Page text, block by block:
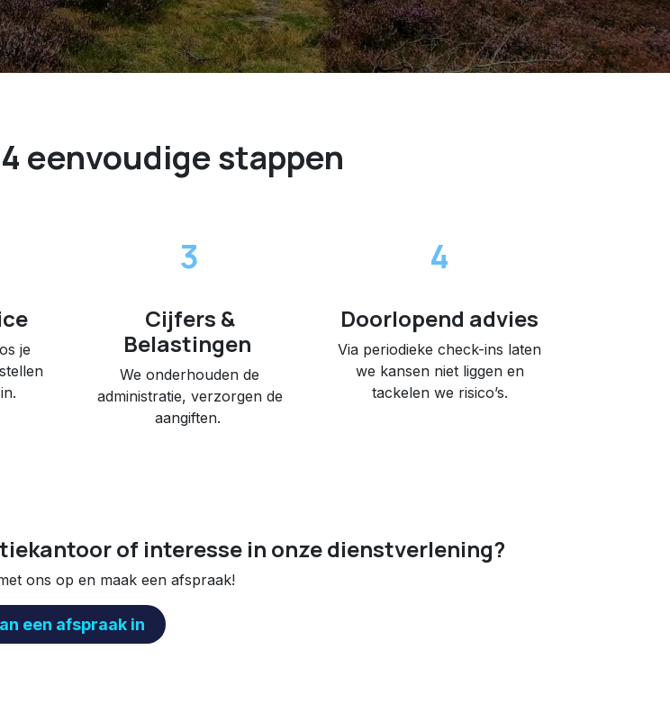
eenvoudige stappen
je
3
Cijfers &
Belastingen
We onderhouden de
administratie, verzorgen de
aangiften.
4
Doorlopend advies
Via periodieke check-ins laten
we kansen niet liggen en
tackelen we risico’s.
of interesse in onze dienstverlening?
ons op en maak een afspraak!
een afspraak​​ in